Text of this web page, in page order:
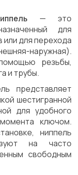
— это
для
или для перехода
наружная).
резьбы,
и трубы.
представляет
шестигранной
для удобного
ключом.
ниппель
на часто
свободным